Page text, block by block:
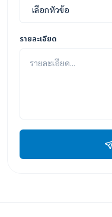
รายละเอียด